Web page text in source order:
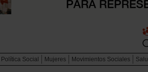
Política Social Mujeres Movimientos Sociales